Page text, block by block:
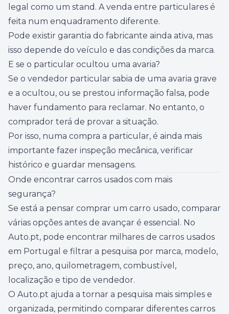
legal como um stand. A venda entre particulares é
feita num enquadramento diferente.
Pode existir garantia do fabricante ainda ativa, mas
isso depende do veículo e das condições da marca.
E se o particular ocultou uma avaria?
Se o vendedor particular sabia de uma avaria grave
e a ocultou, ou se prestou informação falsa, pode
haver fundamento para reclamar. No entanto, o
comprador terá de provar a situação.
Por isso, numa compra a particular, é ainda mais
importante fazer inspeção mecânica, verificar
histórico e guardar mensagens.
Onde encontrar carros usados com mais
segurança?
Se está a pensar comprar um carro usado, comparar
várias opções antes de avançar é essencial. No
Auto.pt, pode encontrar milhares de carros usados
em Portugal e filtrar a pesquisa por marca, modelo,
preço, ano, quilometragem, combustível,
localização e tipo de vendedor.
O Auto.pt ajuda a tornar a pesquisa mais simples e
organizada, permitindo comparar diferentes carros